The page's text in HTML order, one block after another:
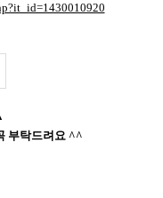
부탁드려요 ^^